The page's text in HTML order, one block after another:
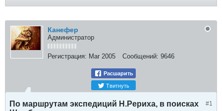
Канефер
Администратор
Регистрация: Mar 2005 Сообщений: 9646
Расшарить
Твитнуть
#1
По маршрутам экспедиций Н.Рериха, в поисках